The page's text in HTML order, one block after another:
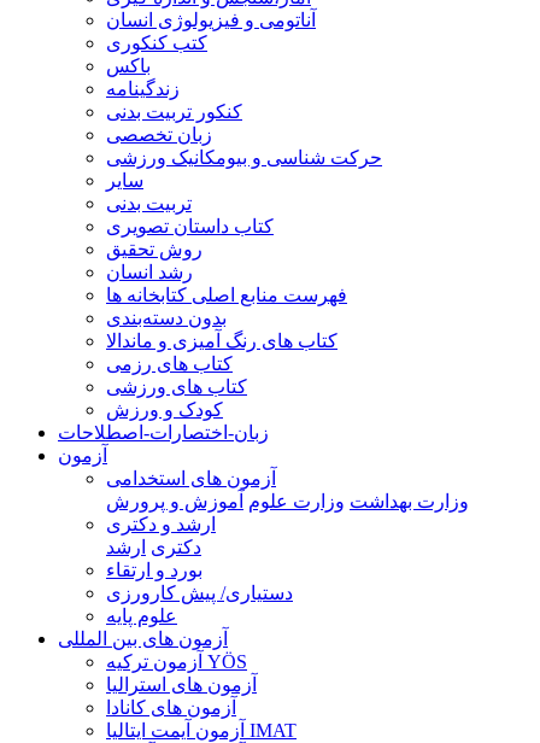
آناتومی و فیزیولوژی انسان
کتب کنکوری
باکس
زندگینامه
کنکور تربیت بدنی
زبان تخصصی
حرکت شناسی و بیومکانیک ورزشی
سایر
تربیت بدنی
کتاب داستان تصویری
روش تحقیق
رشد انسان
فهرست منابع اصلی کتابخانه ها
بدون دسته‌بندی
کتاب های رنگ آمیزی و ماندالا
کتاب های رزمی
کتاب های ورزشی
کودک و ورزش
زبان-اختصارات-اصطلاحات
آزمون
آزمون های استخدامی
وزارت بهداشت وزارت علوم آموزش و پرورش
ارشد و دکتری
دکتری ارشد
بورد و ارتقاء
دستیاری/ پیش کارورزی
علوم پایه
آزمون های بین المللی
آزمون تركيه YÖS
آزمون های استرالیا
آزمون های کانادا
آزمون آیمت ایتالیا IMAT